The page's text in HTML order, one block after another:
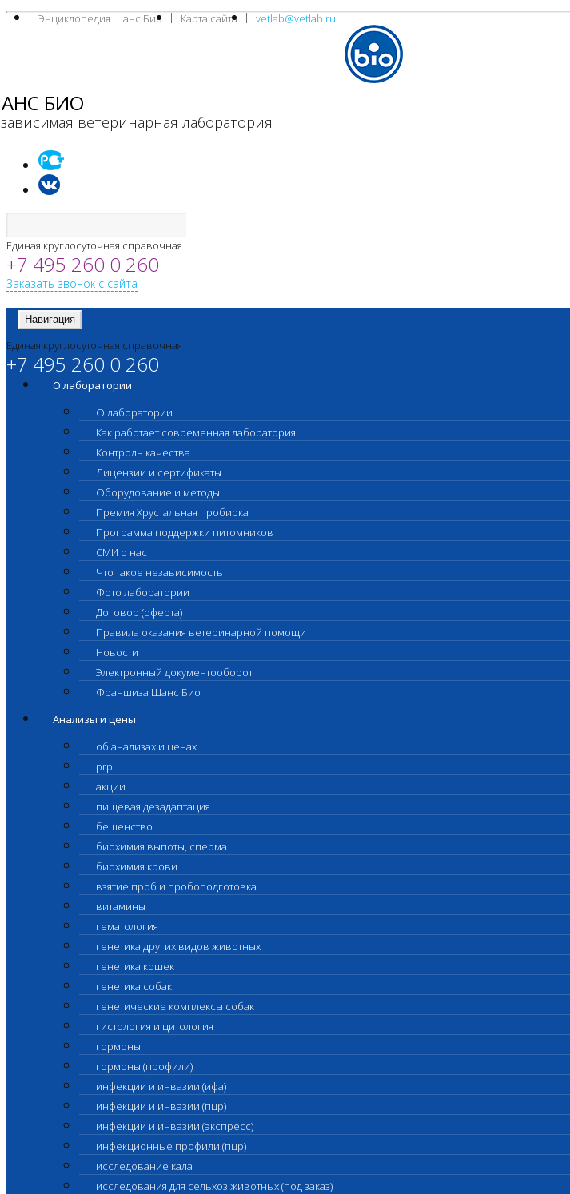
Энциклопедия Шанс Био Карта сайта vetlab@vetlab.ru
БИО
ветеринарная лаборатория
Единая круглосуточная справочная
+7 495 260 0 260
Заказать звонок с сайта
Навигация
Единая круглосуточная справочная
+7 495 260 0 260
О лаборатории
О лаборатории
Как работает современная лаборатория
Контроль качества
Лицензии и сертификаты
Оборудование и методы
Премия Хрустальная пробирка
Программа поддержки питомников
СМИ о нас
Что такое независимость
Фото лаборатории
Договор (оферта)
Правила оказания ветеринарной помощи
Новости
Электронный документооборот
Франшиза Шанс Био
Анализы и цены
об анализах и ценах
prp
акции
пищевая дезадаптация
бешенство
биохимия выпоты, сперма
биохимия крови
взятие проб и пробоподготовка
витамины
гематология
генетика других видов животных
генетика кошек
генетика собак
генетические комплексы собак
гистология и цитология
гормоны
гормоны (профили)
инфекции и инвазии (ифа)
инфекции и инвазии (пцр)
инфекции и инвазии (экспресс)
инфекционные профили (пцр)
исследование кала
исследования для сельхоз.животных (под заказ)